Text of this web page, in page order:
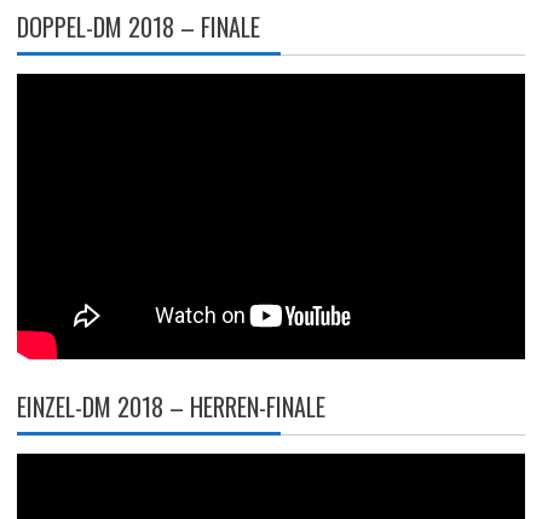
DOPPEL-DM 2018 – FINALE
EINZEL-DM 2018 – HERREN-FINALE